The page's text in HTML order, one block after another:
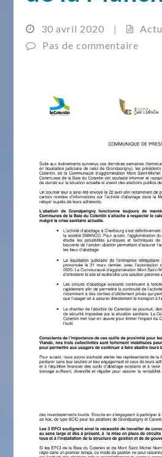
30 avril 2020 |
Pas de commentaire